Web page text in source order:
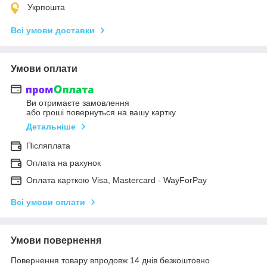
Укрпошта
Всі умови доставки
Умови оплати
Ви отримаєте замовлення
або гроші повернуться на вашу картку
Детальніше
Післяплата
Оплата на рахунок
Оплата карткою Visa, Mastercard - WayForPay
Всі умови оплати
Умови повернення
Повернення товару впродовж 14 днів безкоштовно